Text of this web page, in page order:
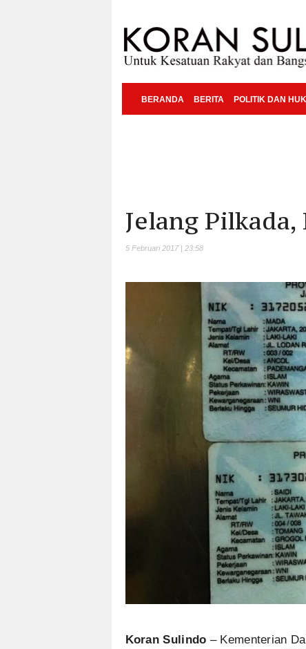
BERANDA BERITA POLITIK DAN
Jelang Pilkada,
5 Februari 2017 | 23:58
Koran Sulindo – Kementerian